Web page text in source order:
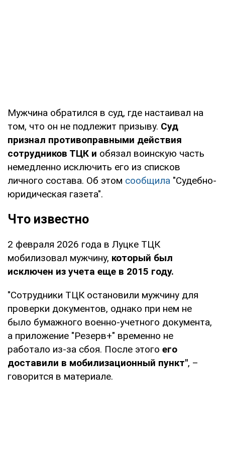
Мужчина обратился в суд, где настаивал на
том, что он не подлежит призыву. Суд
признал противоправными действия
сотрудников ТЦК и обязал воинскую часть
немедленно исключить его из списков
личного состава. Об этом сообщила "Судебно-
юридическая газета".
Что известно
2 февраля 2026 года в Луцке ТЦК
мобилизовал мужчину, который был
исключен из учета еще в 2015 году.
"Сотрудники ТЦК остановили мужчину для
проверки документов, однако при нем не
было бумажного военно-учетного документа,
а приложение "Резерв+" временно не
работало из-за сбоя. После этого его
доставили в мобилизационный пункт", –
говорится в материале.